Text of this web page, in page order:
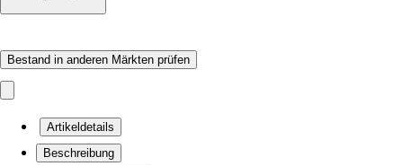
Bestand in anderen Märkten prüfen
Artikeldetails
Beschreibung